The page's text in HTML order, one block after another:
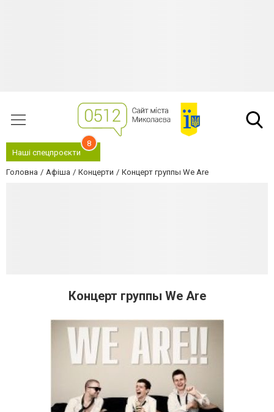
Наші спецпроєкти
8
Головна Афіша Концерти Концерт группы We Are
Концерт группы We Are